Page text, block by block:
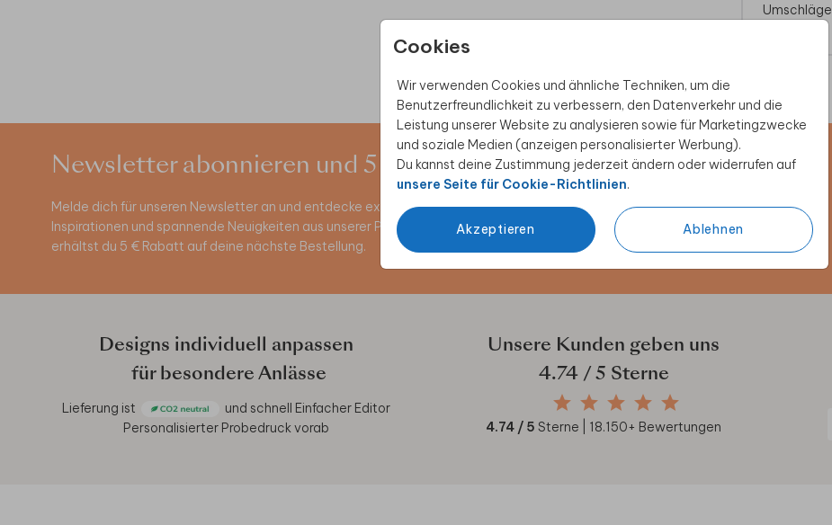
Cookies
Wir verwenden Cookies und ähnliche Techniken, um die
Benutzerfreundlichkeit zu verbessern, den Datenverkehr und die
Leistung unserer Website zu analysieren sowie für Marketingzwecke
und soziale Medien (anzeigen personalisierter Werbung).
Du kannst deine Zustimmung jederzeit ändern oder widerrufen auf
unsere Seite für Cookie-Richtlinien.
Akzeptieren Ablehnen
Umschläge
Newsletter abonnieren und 5 € Rabatt sichern
Melde dich für unseren Newsletter an und entdecke exklusive Angebote, kreative
Inspirationen und spannende Neuigkeiten aus unserer Produktwelt. Als Dankeschön
erhältst du 5 € Rabatt auf deine nächste Bestellung.
Designs individuell anpassen
für besondere Anlässe
Lieferung ist und schnell Einfacher Editor
Personalisierter Probedruck vorab
Unsere Kunden geben uns
4.74/ 5 Sterne
4.74 / 5 Sterne | 18.150+ Bewertungen